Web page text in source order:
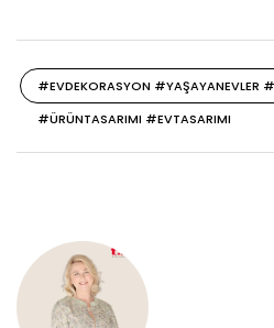
#EVDEKORASYON #YAŞAYANEVLER
#ÜRÜNTASARIMI #EVTASARIMI